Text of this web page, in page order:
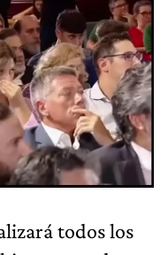
todos los